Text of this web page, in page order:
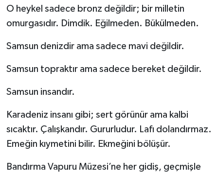
O heykel sadece bronz değildir; bir milletin
omurgasıdır. Dimdik. Eğilmeden. Bükülmeden.
Samsun denizdir ama sadece mavi değildir.
Samsun topraktır ama sadece bereket değildir.
Samsun insandır.
Karadeniz insanı gibi; sert görünür ama kalbi
sıcaktır. Çalışkandır. Gururludur. Lafı dolandırmaz.
Emeğin kıymetini bilir. Ekmeğini bölüşür.
Bandırma Vapuru Müzesi’ne her gidiş, geçmişle